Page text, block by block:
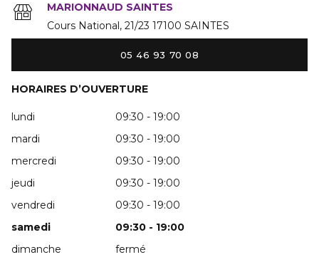
MARIONNAUD SAINTES
Cours National 21/23 17100 SAINTES
05 46 93 70 08
HORAIRES D’OUVERTURE
lundi
09:30 - 19:00
mardi
09:30 - 19:00
mercredi
09:30 - 19:00
jeudi
09:30 - 19:00
vendredi
09:30 - 19:00
samedi
09:30 - 19:00
dimanche
fermé